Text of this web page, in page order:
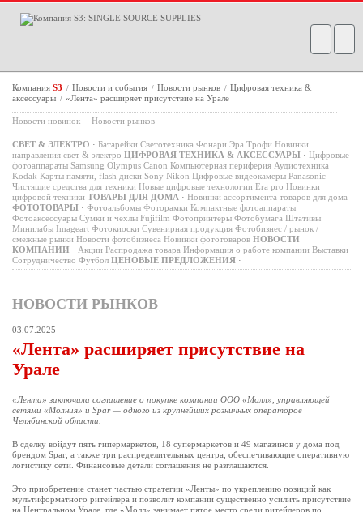
Компания S3 / Новости и события / Новости рынков / Цифровая техника &
аксессуары / «Лента» расширяет присутствие на Урале
Новости новинок Новости рынков
СВЕТ & ЭЛЕКТРО · Батарейки Светотехника Фонари Эра Трофи Новинки
направления свет & электро ЦИФРОВАЯ ТЕХНИКА & АКСЕССУАРЫ · Цифровые
фотоаппараты Samsung Olympus Canon Компьютерная периферия Аудиотехника
Kodak Карты памяти, flash диски Sony Nikon Цифровые видеокамеры Panasonic
Чистящие средства для техники Новые цифровые технологии Era pro Новинки
цифровой техники ТОВАРЫ ДЛЯ ДОМА · Новинки ассортимента товаров для дома
ФОТОТОВАРЫ · Фотоальбомы Фоторамки Компактные фотоаппараты
Фотоаксессуары Сумки и чехлы Fujifilm Фотопринтеры Фотобумага Штативы
Минилабы Imageart Фотокиоски Сувенирная продукция Фотобизнес / рынок /
смежные рынки Новости фотобизнеса Новинки фототоваров НОВОСТИ
КОМПАНИИ · Акции Распродажа товара Информация о работе компании Выставки
Сотрудничество Футбол ЦЕНОВЫЕ ПРЕДЛОЖЕНИЯ ·
НОВОСТИ РЫНКОВ
03.07.2025
«Лента» расширяет присутствие на
Урале
«Лента» заключила соглашение о покупке компании ООО «Молл», управляющей
сетями «Молния» и Spar — одного из крупнейших розничных операторов
Челябинской области.
В сделку войдут пять гипермаркетов, 18 супермаркетов и 49 магазинов у дома под
брендом Spar, а также три распределительных центра, обеспечивающие оперативную
логистику сети. Финансовые детали соглашения не разглашаются.
Это приобретение станет частью стратегии «Ленты» по укреплению позиций как
мультиформатного ритейлера и позволит компании существенно усилить присутствие
на Центральном Урале, где «Молл» занимает пятое место среди ритейлеров по